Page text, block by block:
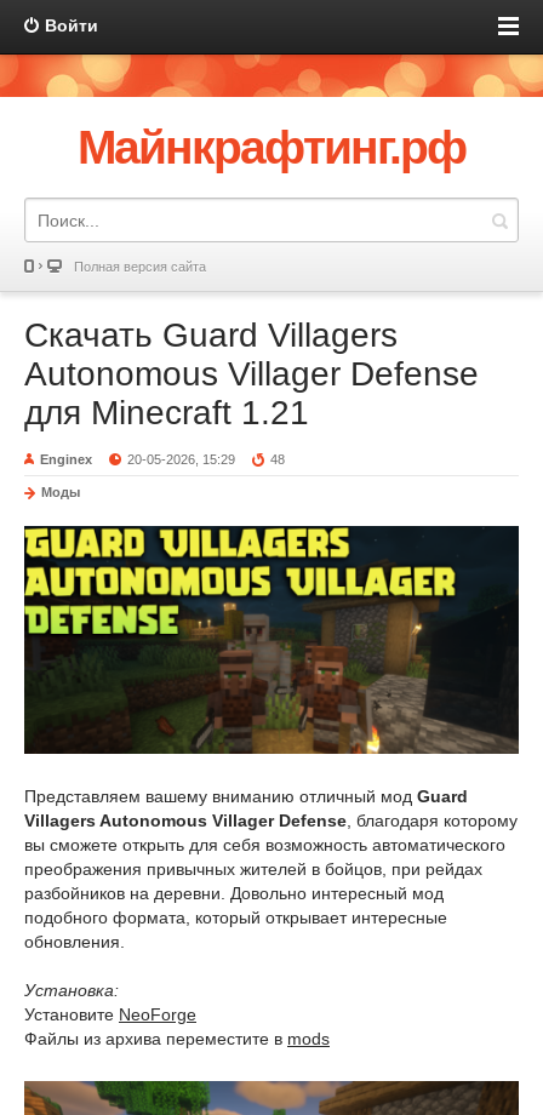
Войти
Майнкрафтинг.рф
Полная версия сайта
Скачать Guard Villagers
Autonomous Villager Defense
для Minecraft 1.21
Enginex 20-05-2026, 15:29 48
Моды
Представляем вашему вниманию отличный мод Guard
Villagers Autonomous Villager Defense , благодаря которому
вы сможете открыть для себя возможность автоматического
преображения привычных жителей в бойцов, при рейдах
разбойников на деревни. Довольно интересный мод
подобного формата, который открывает интересные
обновления.
Установка:
Установите NeoForge
Файлы из архива переместите в mods